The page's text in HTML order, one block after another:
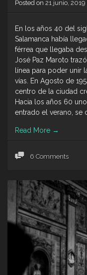
Posted on 21 junio, 2019
En los años 40 del
Salamanca había
férrea que llegaba
José Paz Maroto
línea para poder unir
vías. En Agosto de
centro de la ciudad
Hacia los años 60
entrado el verano, se
Read More →
6 Comments